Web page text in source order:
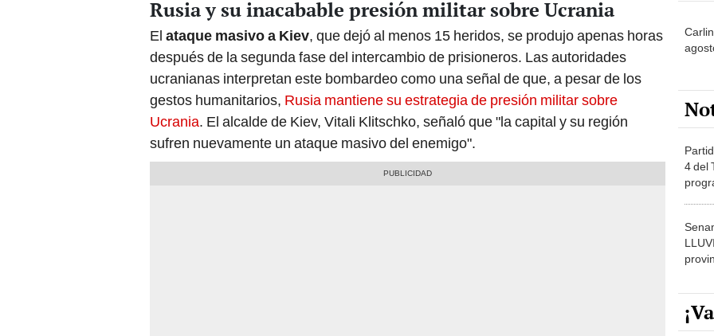
Elataque masivo a Kiev, que dejó al menos 15 heridos, se produjo apenas horas
después de la segunda fase del intercambio de prisioneros. Las autoridades
ucranianas interpretan este bombardeo como una señal de que, a pesar de los
gestos humanitarios,Rusia mantiene su estrategia de presión militar sobre
Ucrania. El alcalde de Kiev, Vitali Klitschko, señaló que "la capital y su región
sufren nuevamente un ataque masivo del enemigo".
4 del